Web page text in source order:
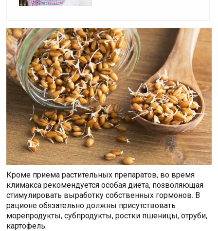
Кроме приема растительных препаратов, во время
климакса рекомендуется особая диета, позволяющая
стимулировать выработку собственных гормонов. В
рационе обязательно должны присутствовать
морепродукты, субпродукты, ростки пшеницы, отруби,
картофель.